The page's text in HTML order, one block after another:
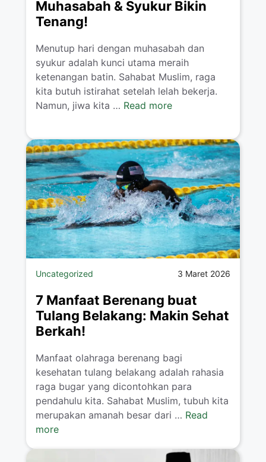
Muhasabah & Syukur Bikin
Tenang!
Menutup hari dengan muhasabah dan
syukur adalah kunci utama meraih
ketenangan batin. Sahabat Muslim, raga
kita butuh istirahat setelah lelah bekerja.
Namun, jiwa kita … Read more
Uncategorized 3 Maret 2026
7 Manfaat Berenang buat
Tulang Belakang: Makin Sehat
Berkah!
Manfaat olahraga berenang bagi
kesehatan tulang belakang adalah rahasia
raga bugar yang dicontohkan para
pendahulu kita. Sahabat Muslim, tubuh kita
merupakan amanah besar dari … Read
more